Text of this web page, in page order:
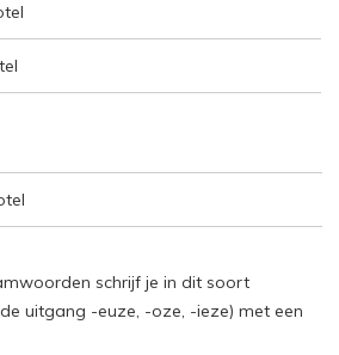
schrijf je in dit soort
uitgang -euze, -oze, -ieze) met een